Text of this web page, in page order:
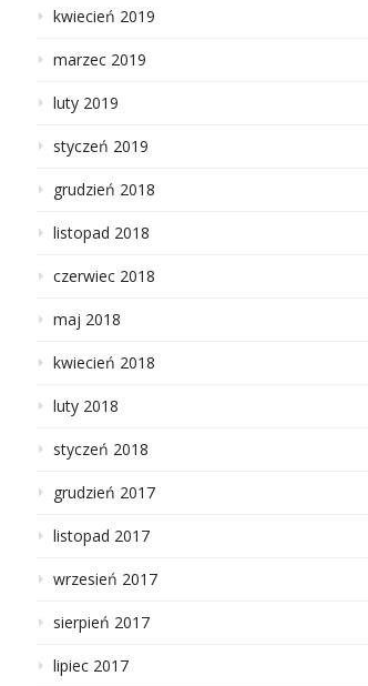
kwiecień 2019
marzec 2019
luty 2019
styczeń 2019
grudzień 2018
listopad 2018
czerwiec 2018
maj 2018
kwiecień 2018
luty 2018
styczeń 2018
grudzień 2017
listopad 2017
wrzesień 2017
sierpień 2017
lipiec 2017